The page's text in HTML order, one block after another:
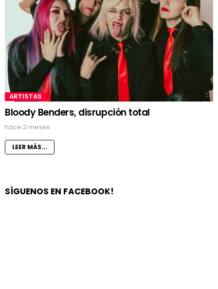
ARTISTAS
Bloody Benders, disrupción total
hace 2 meses
LEER MÁS...
SÍGUENOS EN FACEBOOK!